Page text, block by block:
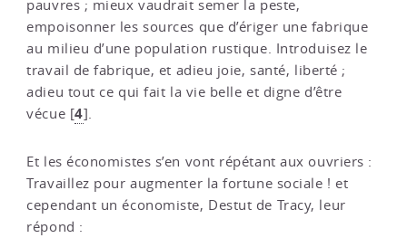
pauvres ; mieux vaudrait semer la peste,
empoisonner les sources que d’ériger une fabrique
au milieu d’une population rustique. Introduisez le
travail de fabrique, et adieu joie, santé, liberté ;
adieu tout ce qui fait la vie belle et digne d’être
vécue [4]
Et les économistes s’en vont répétant aux ouvriers :
Travaillez pour augmenter la fortune sociale ! et
cependant un économiste, Destut de Tracy, leur
répond :